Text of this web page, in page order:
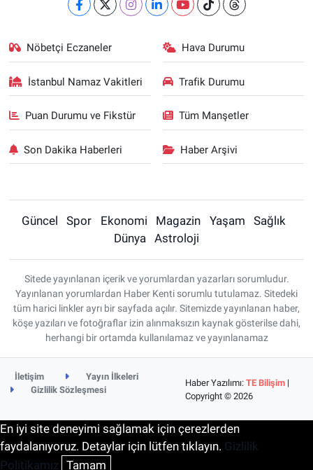
Nöbetçi Eczaneler Hava Durumu
İstanbul Namaz Vakitleri Trafik Durumu
Puan Durumu ve Fikstür Tüm Manşetler
Son Dakika Haberleri Haber Arşivi
Güncel Spor Ekonomi Magazin Yaşam
Sağlık
Dünya
Astroloji
Sitede yayınlanan içerik ve yorumlardan yazarları sorumludur.
Yayınlanan yorumlardan Haber Kenti sorumlu tutulamaz. Sitedeki
tüm harici linkler ayrı bir sayfada açılır. Sitemizde yayınlanan haber,
köşe yazıları ve fotoğraflar izin alınmaksızın kaynak gösterilse dahi,
herhangi bir ortamda kullanılamaz ve yayınlanamaz
İletişim
Yayın İlkeleri
Gizlilik Sözleşmesi
Haber Yazılımı:TE Bilişim |
Copyright © 2026
En iyi site deneyimi sağlamak için çerezlerden
faydalanıyoruz. Detaylar için lütfen tıklayın. Gizlilik
Politikamız Tamam